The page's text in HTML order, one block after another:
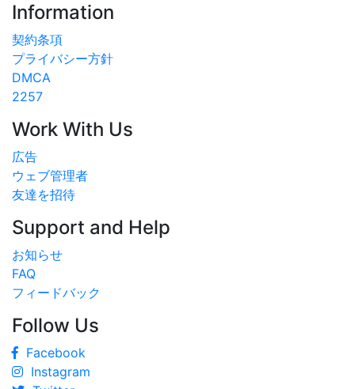
Information
契約条項
プライバシー方針
DMCA
2257
Work With Us
広告
ウェブ管理者
友達を招待
Support and Help
お知らせ
FAQ
フィードバック
Follow Us
Facebook
Instagram